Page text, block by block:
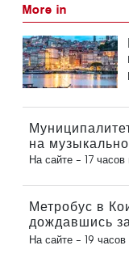
More in
на
На сайте - 17 часов
Метробус в
дождавшись
функции
На сайте - 19 часов